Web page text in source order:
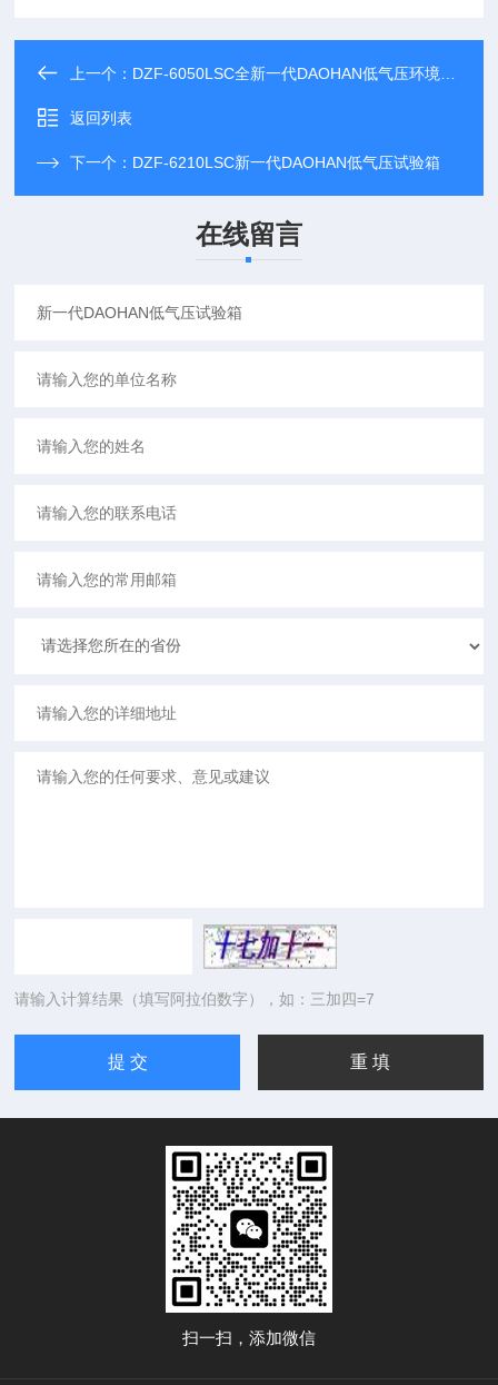
上一个： DZF-6050LSC全新一代DAOHAN低气压环境试验箱
返回列表
下一个： DZF-6210LSC新一代DAOHAN低气压试验箱
在线留言
请输入计算结果（填写阿拉伯数字），如：三加四=7
扫一扫，添加微信